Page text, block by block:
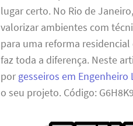
lugar certo. No Rio de
valorizar ambientes com
para uma reforma
faz toda a diferença. Neste
por gesseiros em Engenheiro
o seu projeto. Código: